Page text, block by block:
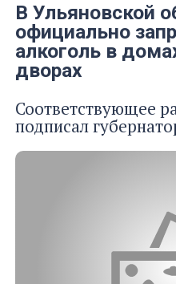
В Ульяновской
официально
алкоголь в
дворах
Соответствующее
подписал